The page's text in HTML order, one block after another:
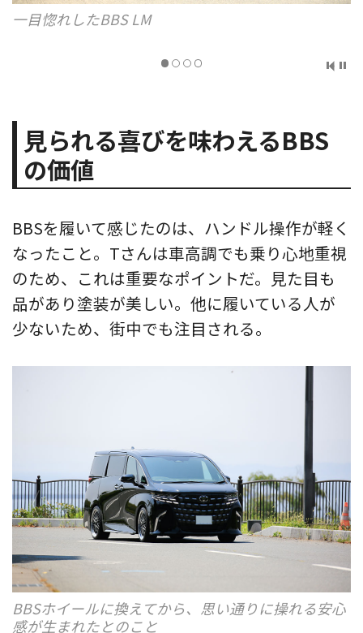
一目惚れしたBBS LM
見られる喜びを味わえるBBS
の価値
BBSを履いて感じたのは、ハンドル操作が軽く
なったこと。Tさんは車高調でも乗り心地重視
のため、これは重要なポイントだ。見た目も
品があり塗装が美しい。他に履いている人が
少ないため、街中でも注目される。
BBSホイールに換えてから、思い通りに操れる安心
感が生まれたとのこと